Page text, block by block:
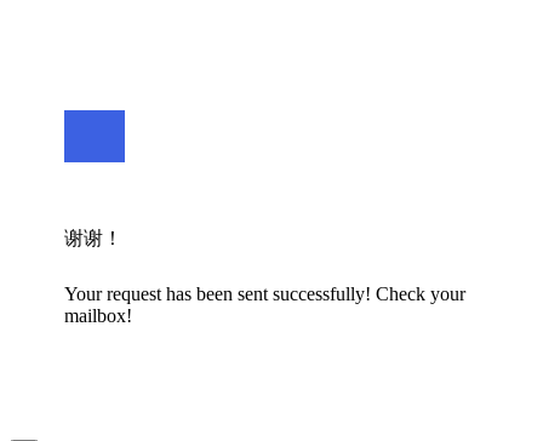
谢谢！
Your request has been sent successfully! Check your
mailbox!